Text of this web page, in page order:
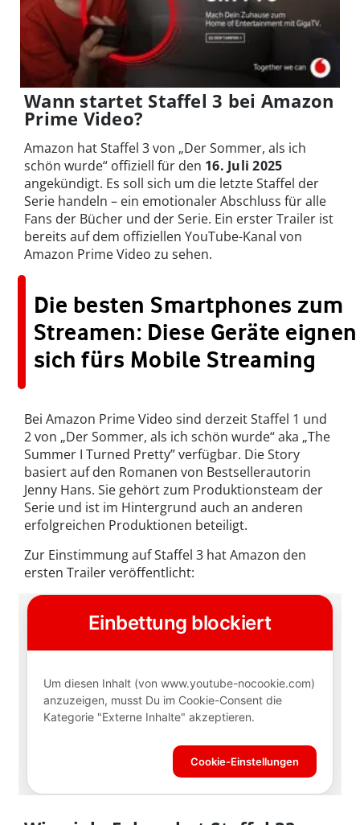
Wann startet Staffel 3 bei Amazon
Prime Video?
Amazon hat Staffel 3 von „Der Sommer, als ich
schön wurde“ offiziell für den 16. Juli 2025
angekündigt. Es soll sich um die letzte Staffel der
Serie handeln – ein emotionaler Abschluss für alle
Fans der Bücher und der Serie. Ein erster Trailer ist
bereits auf dem offiziellen YouTube-Kanal von
Amazon Prime Video zu sehen.
Die besten Smartphones zum
Streamen: Diese Geräte eignen
sich fürs Mobile Streaming
Bei Amazon Prime Video sind derzeit Staffel 1 und
2 von „Der Sommer, als ich schön wurde“ aka „The
Summer I Turned Pretty” verfügbar. Die Story
basiert auf den Romanen von Bestsellerautorin
Jenny Hans. Sie gehört zum Produktionsteam der
Serie und ist im Hintergrund auch an anderen
erfolgreichen Produktionen beteiligt.
Zur Einstimmung auf Staffel 3 hat Amazon den
ersten Trailer veröffentlicht: